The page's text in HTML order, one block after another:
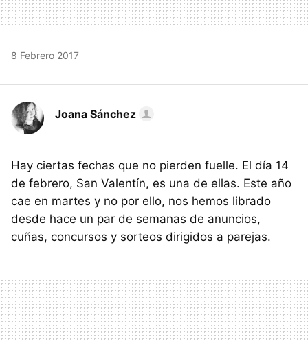
8 Febrero 2017
Joana Sánchez
Hay ciertas fechas que no pierden fuelle. El día 14
de febrero, San Valentín, es una de ellas. Este año
cae en martes y no por ello, nos hemos librado
desde hace un par de semanas de anuncios,
cuñas, concursos y sorteos dirigidos a parejas.